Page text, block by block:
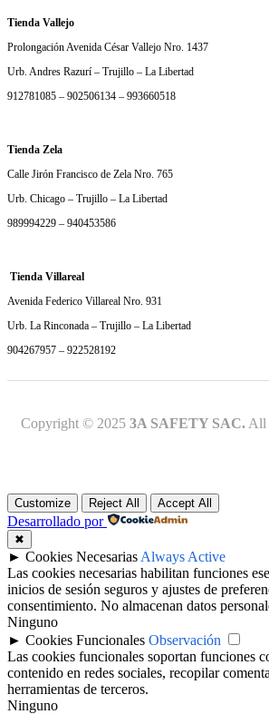
Tienda Vallejo
Prolongación Avenida César Vallejo Nro. 1437
Urb. Andres Razurí – Trujillo – La Libertad
912781085 – 902506134 – 993660518
Tienda Zela
Calle Jirón Francisco de Zela Nro. 765
Urb. Chicago – Trujillo – La Libertad
989994229 – 940453586
Tienda Villareal
Avenida Federico Villareal Nro. 931
Urb. La Rinconada – Trujillo – La Libertad
904267957 – 922528192
Copyright © 2025 3A SAFETY SAC. All
Customize Reject All Accept All
Desarrollado por
✖
► Cookies Necesarias Always Active
Las cookies necesarias habilitan funciones
inicios de sesión seguros y ajustes de
consentimiento. No almacenan datos
Ninguno
► Cookies Funcionales Observación
Las cookies funcionales soportan funciones
contenido en redes sociales, recopilar
herramientas de terceros.
Ninguno